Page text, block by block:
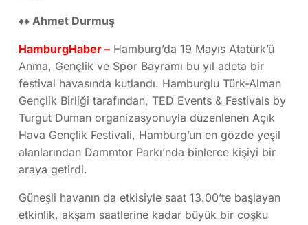
♦♦ Ahmet Durmuş
HamburgHaber – Hamburg’da 19 Mayıs Atatürk’ü
Anma, Gençlik ve Spor Bayramı bu yıl adeta bir
festival havasında kutlandı. Hamburglu Türk-Alman
Gençlik Birliği tarafından, TED Events & Festivals by
Turgut Duman organizasyonuyla düzenlenen Açık
Hava Gençlik Festivali, Hamburg’un en gözde yeşil
alanlarından Dammtor Parkı’nda binlerce kişiyi bir
araya getirdi.
Güneşli havanın da etkisiyle saat 13.00’te başlayan
etkinlik, akşam saatlerine kadar büyük bir coşku